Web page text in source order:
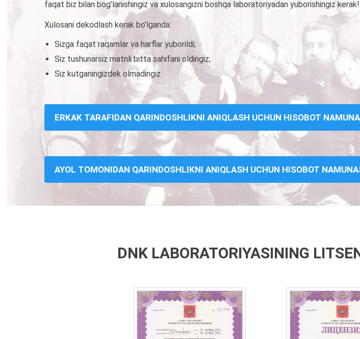
faqat biz bilan bog’lanishingiz va xulosangizni boshqa laboratoriyadan yuborishingiz kerak!
Xulosani dekodlash kerak bo’lganda:
Sizga faqat raqamlar va harflar yuborildi;
Siz tushunarsiz matnli bitta sahifani oldingiz;
Siz kutganingizdek olmadingiz.
ERKAK TARAFIDAN QARINDOSHLIKNI ANIQLASH UCHUN HISOBOT
AYOL TOMONIDAN QARINDOSHLIKNI ANIQLASH UCHUN HISOBOT
DNK LABORATORIYASINING